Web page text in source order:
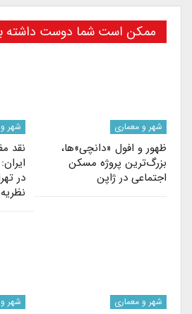
ممکن است شما دوست داشته
شهر و معماری
ظهور و افول «دانچی»ها،
بزرگ‌ترین پروژه مسکن
اجتماعی در ژاپن
شهر و
نقد
در
شهر و معماری شهر و